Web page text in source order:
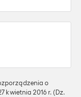
o
kwietnia 2016 r. (Dz.